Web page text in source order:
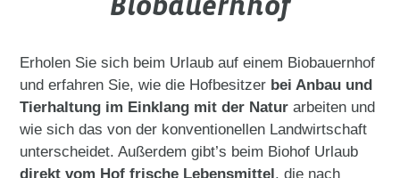
Biobauernhof
Erholen Sie sich beim Urlaub auf einem Biobauernhof
und erfahren Sie, wie die Hofbesitzer bei Anbau und
Tierhaltung im Einklang mit der Natur arbeiten und
wie sich das von der konventionellen Landwirtschaft
unterscheidet. Außerdem gibt’s beim Biohof Urlaub
direkt vom Hof frische Lebensmittel, die nach